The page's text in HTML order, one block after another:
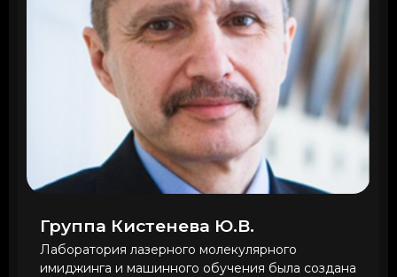
Группа Кистенева Ю.В.
Лаборатория лазерного молекулярного
имиджинга и машинного обучения была создана